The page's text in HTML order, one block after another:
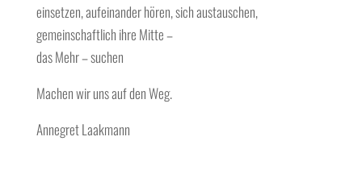
einsetzen, aufeinander hören, sich austauschen,
gemeinschaftlich ihre Mitte –
das Mehr – suchen
Machen wir uns auf den Weg.
Annegret Laakmann